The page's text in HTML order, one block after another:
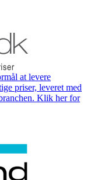
at levere
priser, leveret med
Klik her for